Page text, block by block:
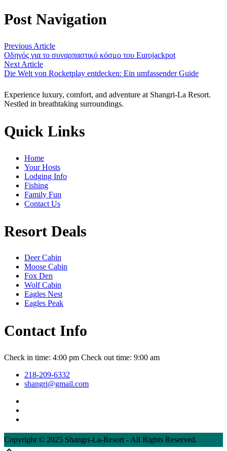
Post Navigation
Previous Article
Οδηγός για το συναρπαστικό κόσμο του Eurojackpot
Next Article
Die Welt von Rocketplay entdecken: Ein umfassender Guide
Experience luxury, comfort, and adventure at Shangri-La Resort.
Nestled in breathtaking surroundings.
Quick Links
Home
Your Hosts
Lodging Info
Fishing
Family Fun
Contact Us
Resort Deals
Deer Cabin
Moose Cabin
Fox Den
Wolf Cabin
Eagles Nest
Eagles Peak
Contact Info
Check in time: 4:00 pm Check out time: 9:00 am
218-209-6332
shangri@gmail.com
Copyright © 2025 Shangri-La-Resort - All Rights Reserved.